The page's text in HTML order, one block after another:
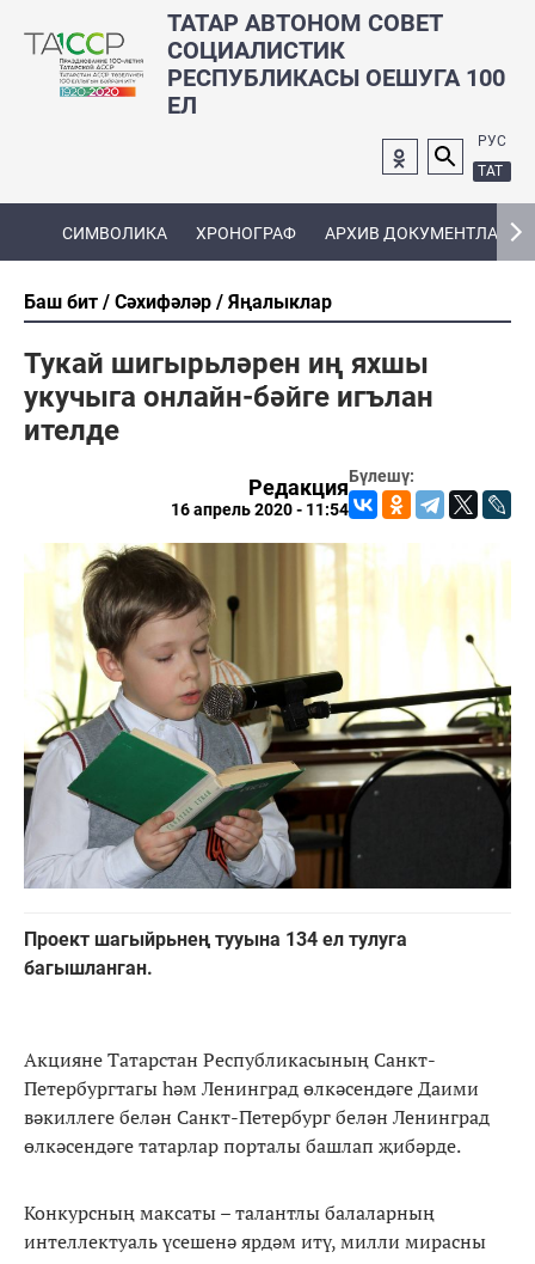
ТАТАР АВТОНОМ СОВЕТ
СОЦИАЛИСТИК
РЕСПУБЛИКАСЫ ОЕШУГА 100
ЕЛ
РУС
ТАТ
СИМВОЛИКА ХРОНОГРАФ АРХИВ ДОКУМЕНТЛАРЫ
Баш бит Сәхифәләр Яңалыклар
Тукай шигырьләрен иң яхшы
укучыга онлайн-бәйге игълан
ителде
Бүлешү:
Редакция
16 апрель 2020 - 11:54
Проект шагыйрьнең тууына 134 ел тулуга
багышланган.
Акцияне Татарстан Республикасының Санкт-
Петербургтагы һәм Ленинград өлкәсендәге Даими
вәкиллеге белән Санкт-Петербург белән Ленинград
өлкәсендәге татарлар порталы башлап җибәрде.
Конкурсның максаты – талантлы балаларның
интеллектуаль үсешенә ярдәм итү, милли мирасны